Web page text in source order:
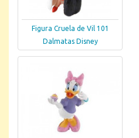
Figura Cruela de Vil 101
Dalmatas Disney